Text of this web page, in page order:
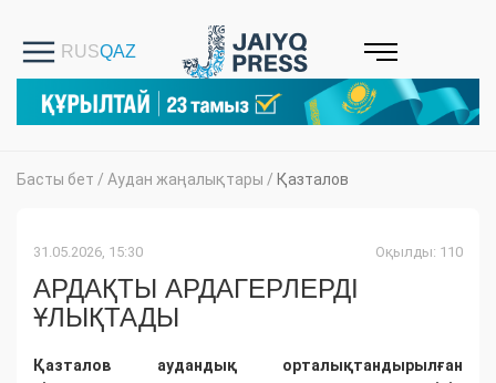
Басты бет / Аудан жаңалықтары / Қазталов
31.05.2026, 15:30 Оқылды: 110
АРДАҚТЫ АРДАГЕРЛЕРДІ
ҰЛЫҚТАДЫ
Қазталов аудандық орталықтандырылған